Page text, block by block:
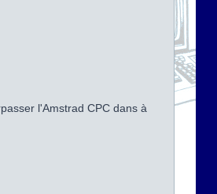
l'Amstrad CPC dans à